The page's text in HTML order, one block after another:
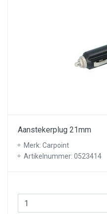
Aanstekerplug 21mm
Merk: Carpoint
Artikelnummer: 0523414